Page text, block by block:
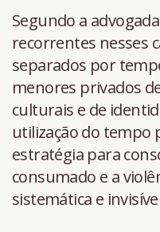
Segundo a
recorrentes nesses
separados por
menores privados
culturais e de
utilização do tempo
estratégia para
consumado e a
sistemática e